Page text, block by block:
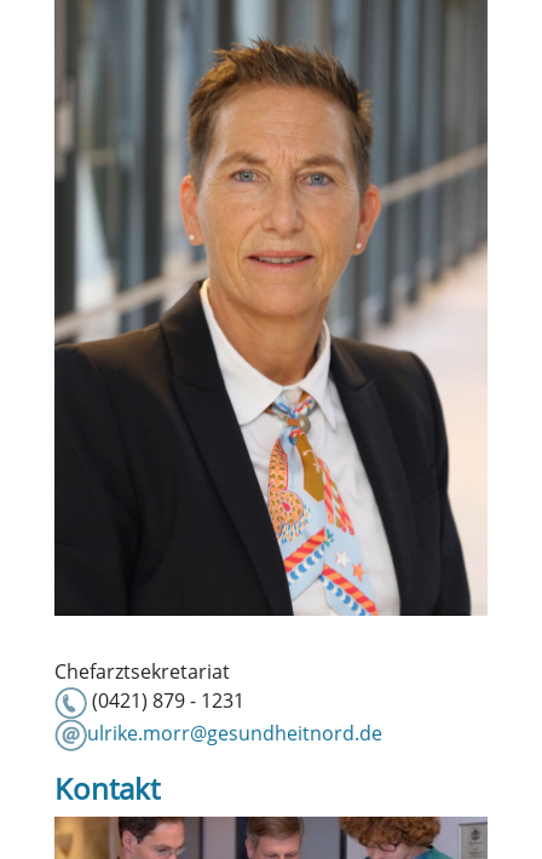
Chefarztsekretariat
(0421) 879 - 1231
ulrike.morr@gesundheitnord.de
Kontakt